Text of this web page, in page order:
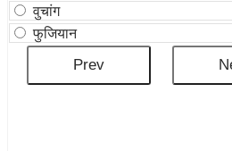
वुचांग
फुजियान